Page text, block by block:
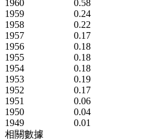
1960
0.58
1959
0.24
1958
0.22
1957
0.17
1956
0.18
1955
0.18
1954
0.18
1953
0.19
1952
0.17
1951
0.06
1950
0.04
1949
0.01
相關數據